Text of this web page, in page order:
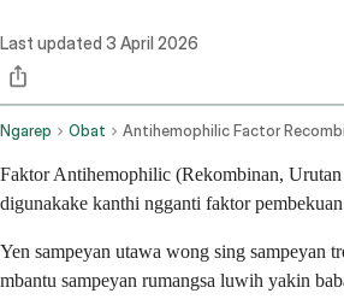
Last updated 3 April 2026
Ngarep Obat
Faktor Antihemophilic (Rekombinan,
digunakake kanthi ngganti faktor
Yen sampeyan utawa wong sing sampeyan
mbantu sampeyan rumangsa luwih yakin